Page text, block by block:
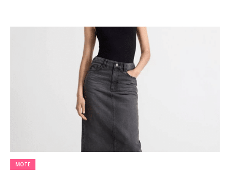
MOTE